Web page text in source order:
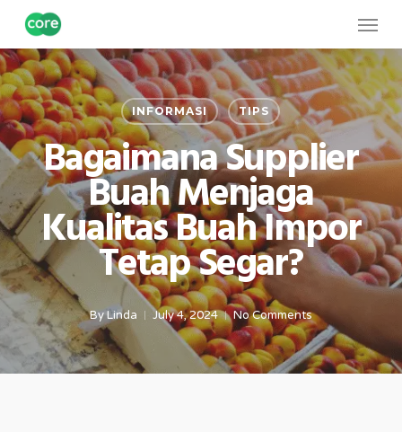
Skip
main
content
Menu
INFORMASI TIPS
Bagaimana Supplier
Buah Menjaga
Kualitas Buah Impor
Tetap Segar?
ByLinda July 4, 2024 No Comments